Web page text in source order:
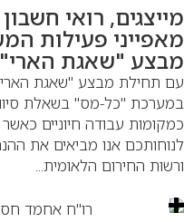
רואי
פעילות
"שאגת הארי"
תחילת מבצע "שאגת הארי"
"כל-מס" בשאלת סיווג
עבודה חיוניים
אנו מביאים את
החירום הלאומית...